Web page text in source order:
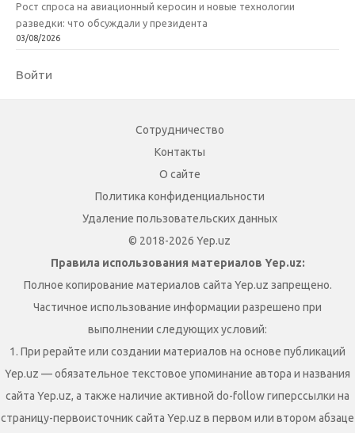
Рост спроса на авиационный керосин и новые технологии
разведки: что обсуждали у президента
03/08/2026
Войти
Сотрудничество
Контакты
О сайте
Политика конфиденциальности
Удаление пользовательских данных
© 2018-2026 Yep.uz
Правила использования материалов Yep.uz:
Полное копирование материалов сайта Yep.uz запрещено.
Частичное использование информации разрешено при
выполнении следующих условий:
1. При рерайте или создании материалов на основе публикаций
Yep.uz — обязательное текстовое упоминание автора и названия
сайта Yep.uz, а также наличие активной do-follow гиперссылки на
страницу-первоисточник сайта Yep.uz в первом или втором абзаце